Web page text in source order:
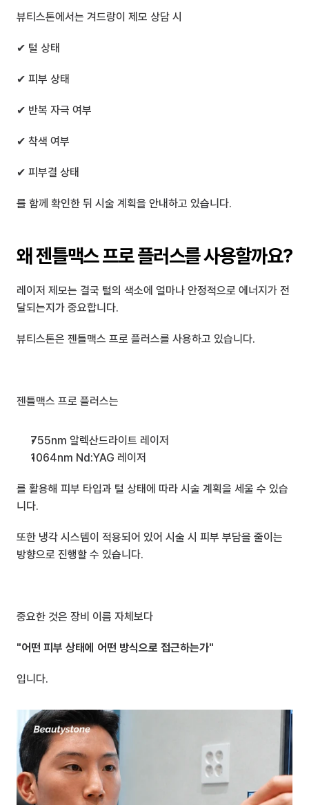
뷰티스톤에서는 겨드랑이 제모 상담 시
✔ 털 상태
✔ 피부 상태
✔ 반복 자극 여부
✔ 착색 여부
✔ 피부결 상태
를 함께 확인한 뒤 시술 계획을 안내하고 있습니다.
왜 젠틀맥스 프로 플러스를 사용할까요?
레이저 제모는 결국 털의 색소에 얼마나 안정적으로 에너지가 전
달되는지가 중요합니다.
뷰티스톤은 젠틀맥스 프로 플러스를 사용하고 있습니다.
젠틀맥스 프로 플러스는
755nm 알렉산드라이트 레이저
1064nm Nd:YAG 레이저
를 활용해 피부 타입과 털 상태에 따라 시술 계획을 세울 수 있습
니다.
또한 냉각 시스템이 적용되어 있어 시술 시 피부 부담을 줄이는
방향으로 진행할 수 있습니다.
중요한 것은 장비 이름 자체보다
"어떤 피부 상태에 어떤 방식으로 접근하는가"
입니다.